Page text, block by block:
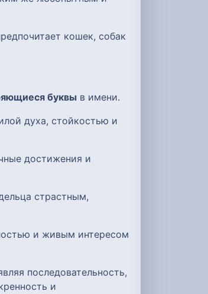
кошек, собак
буквы в имени.
духа, стойкостью и
достижения и
страстным,
и живым интересом
последовательность,
и